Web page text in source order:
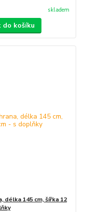
skladem
do košíku
délka 145 cm, šířka 12